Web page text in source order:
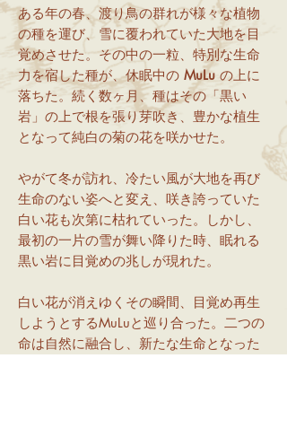
ある年の春、渡り鳥の群れが様々な植物
の種を運び、雪に覆われていた大地を目
覚めさせた。その中の一粒、特別な生命
力を宿した種が、休眠中の MuLu の上に
落ちた。続く数ヶ月、種はその「黒い
岩」の上で根を張り芽吹き、豊かな植生
となって純白の菊の花を咲かせた。
やがて冬が訪れ、冷たい風が大地を再び
生命のない姿へと変え、咲き誇っていた
白い花も次第に枯れていった。しかし、
最初の一片の雪が舞い降りた時、眠れる
黒い岩に目覚めの兆しが現れた。
白い花が消えゆくその瞬間、目覚め再生
しようとするMuLuと巡り合った。二つの
命は自然に融合し、新たな生命となった